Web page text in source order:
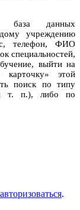
база данных
учреждению
телефон, ФИО
специальностей,
выйти на
этой
поиск по типу
и т. п.), либо по
авторизоваться.